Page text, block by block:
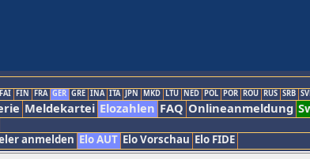
FAI FIN FRA GER GRE INA ITA JPN MKD LTU NED POL POR ROU RUS SRB
Meldekartei Elozahlen FAQ Onlineanmeldung
anmelden Elo AUT Elo Vorschau Elo FIDE